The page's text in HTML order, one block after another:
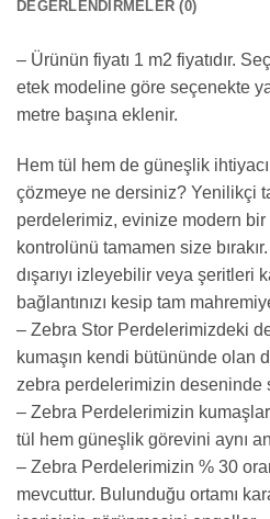
DEĞERLENDIRMELER (0)
– Ürünün fiyatı 1 m2 fiyatıdır.
etek modeline göre seçenekte
metre başına eklenir.
Hem tül hem de güneşlik
çözmeye ne dersiniz? Yenilikçi
perdelerimiz, evinize modern bir
kontrolünü tamamen size
dışarıyı izleyebilir veya şeritleri
bağlantınızı kesip tam
– Zebra Stor Perdelerimizdeki
kumaşın kendi bütününde olan
zebra perdelerimizin deseninde
– Zebra Perdelerimizin
tül hem güneşlik görevini aynı
– Zebra Perdelerimizin % 30
mevcuttur. Bulunduğu ortamı